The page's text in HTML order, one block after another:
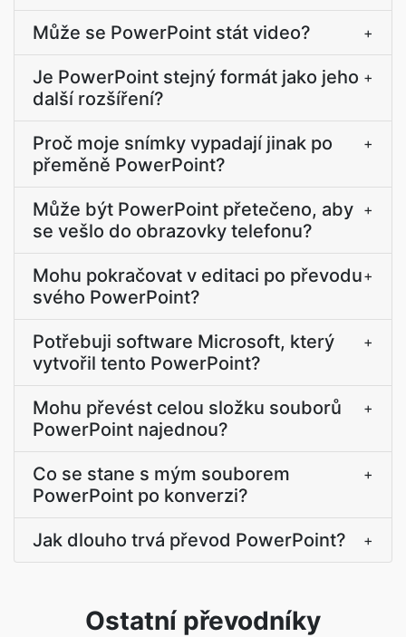
Může se PowerPoint stát video? +
Je PowerPoint stejný formát jako jeho
další rozšíření?
+
Proč moje snímky vypadají jinak po
přeměně PowerPoint?
+
Může být PowerPoint přetečeno, aby
se vešlo do obrazovky telefonu?
+
Mohu pokračovat v editaci po převodu
svého PowerPoint?
+
Potřebuji software Microsoft, který
vytvořil tento PowerPoint?
+
Mohu převést celou složku souborů
PowerPoint najednou?
+
Co se stane s mým souborem
PowerPoint po konverzi?
+
Jak dlouho trvá převod PowerPoint? +
Ostatní převodníky